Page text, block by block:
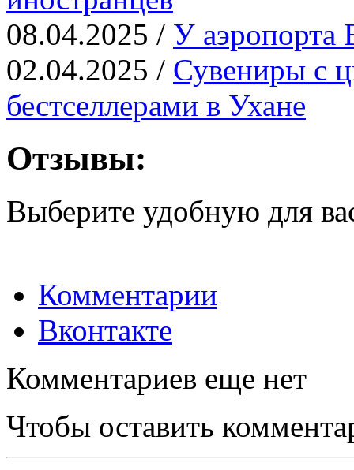
08.04.2025 / У аэропорта
02.04.2025 / Сувениры с
бестселлерами в Ухане
Отзывы:
Выберите удобную для
Комментарии
Вконтакте
Комментариев еще нет
Чтобы оставить